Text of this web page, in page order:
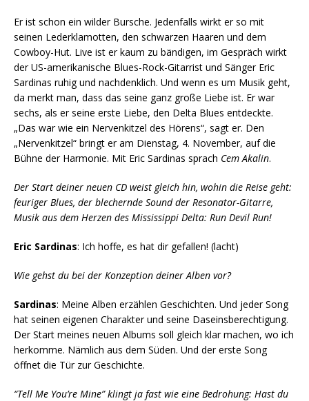
Er ist schon ein wilder Bursche. Jedenfalls wirkt er so mit
seinen Lederklamotten, den schwarzen Haaren und dem
Cowboy-Hut. Live ist er kaum zu bändigen, im Gespräch wirkt
der US-amerikanische Blues-Rock-Gitarrist und Sänger Eric
Sardinas ruhig und nachdenklich. Und wenn es um Musik geht,
da merkt man, dass das seine ganz große Liebe ist. Er war
sechs, als er seine erste Liebe, den Delta Blues entdeckte.
„Das war wie ein Nervenkitzel des Hörens“, sagt er. Den
„Nervenkitzel“ bringt er am Dienstag, 4. November, auf die
Bühne der Harmonie. Mit Eric Sardinas sprach Cem Akalin.
Der Start deiner neuen CD weist gleich hin, wohin die Reise geht:
feuriger Blues, der blechernde Sound der Resonator-Gitarre,
Musik aus dem Herzen des Mississippi Delta: Run Devil Run!
Eric Sardinas: Ich hoffe, es hat dir gefallen! (lacht)
Wie gehst du bei der Konzeption deiner Alben vor?
Sardinas: Meine Alben erzählen Geschichten. Und jeder Song
hat seinen eigenen Charakter und seine Daseinsberechtigung.
Der Start meines neuen Albums soll gleich klar machen, wo ich
herkomme. Nämlich aus dem Süden. Und der erste Song
öffnet die Tür zur Geschichte.
“Tell Me You’re Mine” klingt ja fast wie eine Bedrohung: Hast du